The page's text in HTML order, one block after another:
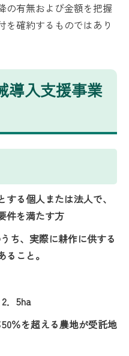
の有無および金額を把握
を確約するものではあり
導入支援事業
る個人または法人で、
件を満たす方
ち、実際に耕作に供する
こと。
．5ha
％を超える農地が受託地